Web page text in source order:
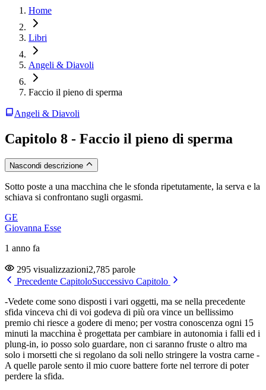
Home
Libri
Angeli & Diavoli
Faccio il pieno di sperma
Angeli & Diavoli
Capitolo 8 - Faccio il pieno di sperma
Nascondi descrizione
Sotto poste a una macchina che le sfonda ripetutamente, la serva e la
schiava si confrontano sugli orgasmi.
GE
Giovanna Esse
1 anno fa
295 visualizzazioni2,785 parole
Precedente CapitoloSuccessivo Capitolo
-Vedete come sono disposti i vari oggetti, ma se nella precedente
sfida vinceva chi di voi godeva di più ora vince un bellissimo
premio chi riesce a godere di meno; per vostra conoscenza ogni 15
minuti la macchina è progettata per cambiare in autonomia i falli ed i
plung-in, io posso solo guardare, non ci saranno fruste o altro ma
solo i morsetti che si regolano da soli nello stringere la vostra carne -
A quelle parole sento il mio cuore battere forte nel terrore di poter
perdere la sfida.